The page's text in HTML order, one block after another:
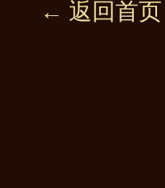
← 返回首页